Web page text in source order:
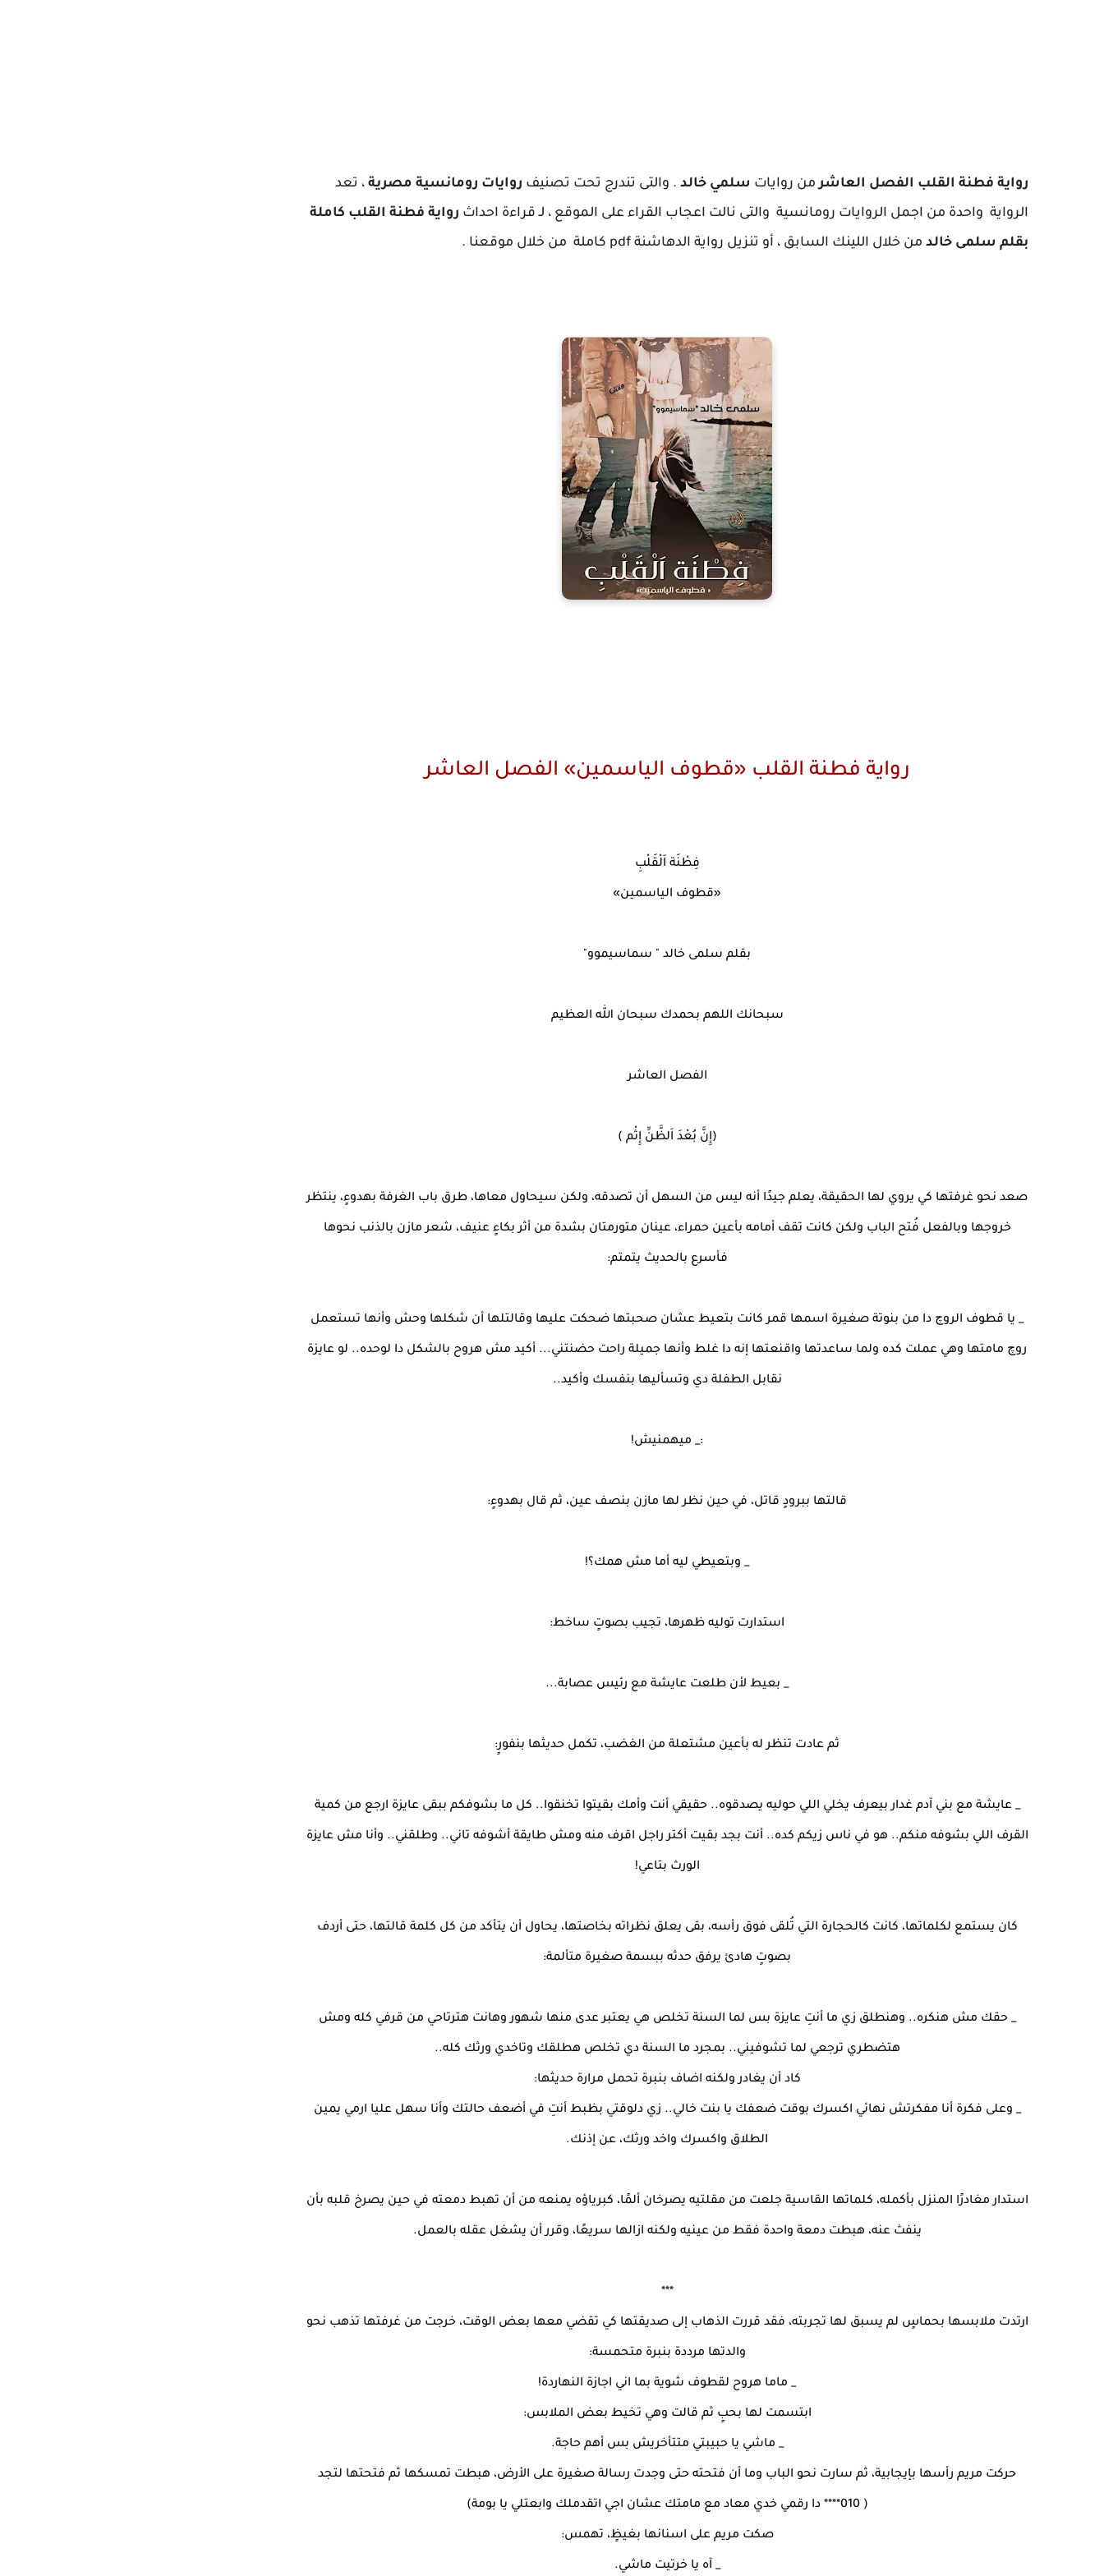
رواية فطنة القلب الفصل العاشر من روايات سلمي خالد . والتى تندرج تحت تصنيف روايات رومانسية مصرية ، تعد
الرواية واحدة من اجمل الروايات رومانسية والتى نالت اعجاب القراء على الموقع ، لـ قراءة احداث رواية فطنة القلب كاملة
بقلم سلمى خالد من خلال اللينك السابق ، أو تنزيل رواية الدهاشنة pdf كاملة من خلال موقعنا .
رواية فطنة القلب «قطوف الياسمين» الفصل العاشر
فِطْنَة اَلْقَلْبِ
«قطوف الياسمين»
بقلم سلمى خالد " سماسيموو"
سبحانك اللهم بحمدك سبحان الله العظيم
الفصل العاشر
(إِنَّ بُعْدَ اَلظَّنِّ إِثْم )
صعد نحو غرفتها كي يروي لها الحقيقة، يعلم جيدًا أنه ليس من السهل أن تصدقه، ولكن سيحاول معاها، طرق باب الغرفة بهدوءٍ، ينتظر
خروجها وبالفعل فُتح الباب ولكن كانت تقف أمامه بأعين حمراء، عينان متورمتان بشدة من أثر بكاءٍ عنيف، شعر مازن بالذنب نحوها
فأسرع بالحديث يتمتم:
_ يا قطوف الروچ دا من بنوتة صغيرة اسمها قمر كانت بتعيط عشان صحبتها ضحكت عليها وقالتلها أن شكلها وحش وأنها تستعمل
روچ مامتها وهي عملت كده ولما ساعدتها واقنعتها إنه دا غلط وأنها جميلة راحت حضنتني... أكيد مش هروح بالشكل دا لوحده.. لو عايزة
نقابل الطفلة دي وتسأليها بنفسك وأكيد..
:_ ميهمنيش!
قالتها ببرودٍ قاتل، في حين نظر لها مازن بنصف عين، ثم قال بهدوءٍ:
_ وبتعيطي ليه أما مش همك؟!
استدارت توليه ظهرها، تجيب بصوتٍ ساخط:
_ بعيط لأن طلعت عايشة مع رئيس عصابة...
ثم عادت تنظر له بأعين مشتعلة من الغضب، تكمل حديثها بنفورٍ:
_ عايشة مع بني آدم غدار بيعرف يخلي اللي حوليه يصدقوه.. حقيقي أنت وأمك بقيتوا تخنقوا.. كل ما بشوفكم ببقى عايزة ارجع من كمية
القرف اللي بشوفه منكم.. هو في ناس زيكم كده.. أنت بجد بقيت أكتر راجل اقرف منه ومش طايقة أشوفه تاني.. وطلقني.. وأنا مش عايزة
الورث بتاعي!
كان يستمع لكلماتها، كانت كالحجارة التي تُلقى فوق رأسه، بقى يعلق نظراته بخاصتها، يحاول أن يتأكد من كل كلمة قالتها، حتى أردف
بصوتٍ هادئ يرفق حدثه ببسمة صغيرة متألمة:
_ حقك مش هنكره.. وهنطلق زي ما أنتِ عايزة بس لما السنة تخلص هي يعتبر عدى منها شهور وهانت هترتاحي من قرفي كله ومش
هتضطري ترجعي لما تشوفيني.. بمجرد ما السنة دي تخلص هطلقك وتاخدي ورثك كله..
كاد أن يغادر ولكنه اضاف بنبرة تحمل مرارة حديثها:
_ وعلى فكرة أنا مفكرتش نهائي اكسرك بوقت ضعفك يا بنت خالي.. زي دلوقتي بظبط أنتِ في أضعف حالتك وأنا سهل عليا ارمي يمين
الطلاق واكسرك واخد ورثك، عن إذنك.
استدار مغادرًا المنزل بأكمله، كلماتها القاسية جلعت من مقلتيه يصرخان ألمًا، كبرياؤه يمنعه من أن تهبط دمعته في حين يصرخ قلبه بأن
ينفث عنه، هبطت دمعة واحدة فقط من عينيه ولكنه ازالها سريعًا، وقرر أن يشغل عقله بالعمل.
***
ارتدت ملابسها بحماسٍ لم يسبق لها تجربته، فقد قررت الذهاب إلى صديقتها كي تقضي معها بعض الوقت، خرجت من غرفتها تذهب نحو
والدتها مرددة بنبرة متحمسة:
_ ماما هروح لقطوف شوية بما اني اجازة النهاردة!
ابتسمت لها بحبٍ ثم قالت وهي تخيط بعض الملابس:
_ ماشي يا حبيبتي متتأخريش بس أهم حاجة.
حركت مريم رأسها بإيجابية، ثم سارت نحو الباب وما أن فتحته حتى وجدت رسالة صغيرة على الأرض، هبطت تمسكها ثم فتحتها لتجد
( 010**** دا رقمي خدي معاد مع مامتك عشان اجي اتقدملك وابعتلي يا بومة)
صكت مريم على اسنانها بغيظٍ، تهمس:
_ آه يا خرتيت ماشي.